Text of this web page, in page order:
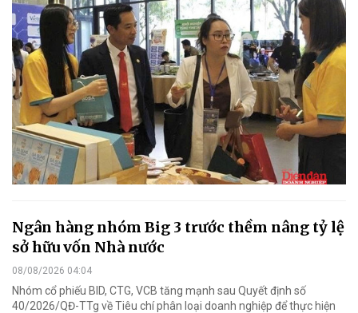
Ngân hàng nhóm Big 3 trước thềm nâng tỷ lệ
sở hữu vốn Nhà nước
08/08/2026 04:04
Nhóm cổ phiếu BID, CTG, VCB tăng mạnh sau Quyết định số
40/2026/QĐ-TTg về Tiêu chí phân loại doanh nghiệp để thực hiện